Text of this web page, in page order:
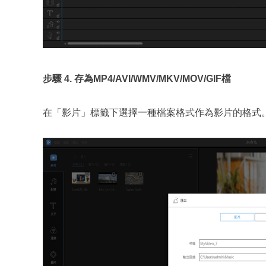
步驟 4. 存為MP4/AVI/WMV/MKV/MOV/GIF檔
在「影片」標籤下選擇一種檔案格式作為影片的格式